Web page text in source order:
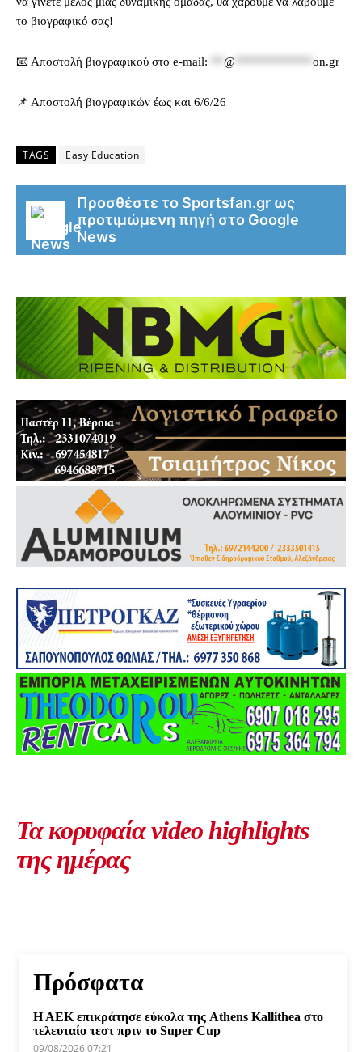
το βιογραφικό σας!
📧 Αποστολή βιογραφικού στο e-mail: @ on.gr
📌 Αποστολή βιογραφικών έως και 6/6/26
TAGS Easy Education
Προσθέστε το Sportsfan.gr ως
προτιμώμενη πηγή στο Google
News
Τα κορυφαία video highlights
της ημέρας
Πρόσφατα
Η ΑΕΚ επικράτησε εύκολα της Athens Kallithea στο
τελευταίο τεστ πριν το Super Cup
09/08/2026 07:21